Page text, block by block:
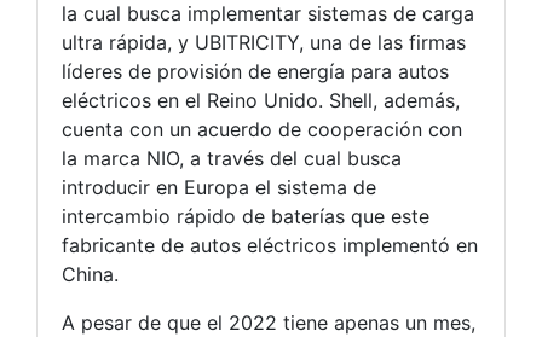
la cual busca implementar sistemas de carga
ultra rápida, y UBITRICITY, una de las firmas
líderes de provisión de energía para autos
eléctricos en el Reino Unido. Shell, además,
cuenta con un acuerdo de cooperación con
la marca NIO, a través del cual busca
introducir en Europa el sistema de
intercambio rápido de baterías que este
fabricante de autos eléctricos implementó en
China.
A pesar de que el 2022 tiene apenas un mes,